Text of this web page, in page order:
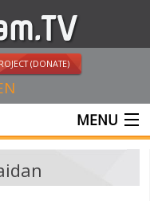
(DONATE)
MENU